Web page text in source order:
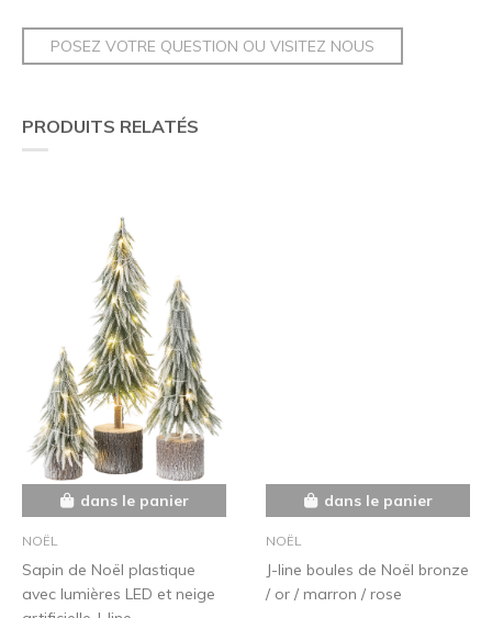
POSEZ VOTRE QUESTION OU VISITEZ NOUS
PRODUITS RELATÉS
dans le panier
NOËL
Sapin de Noël plastique
avec lumières LED et neige
dans le panier
NOËL
J-line boules de Noël bronze
/ or / marron / rose